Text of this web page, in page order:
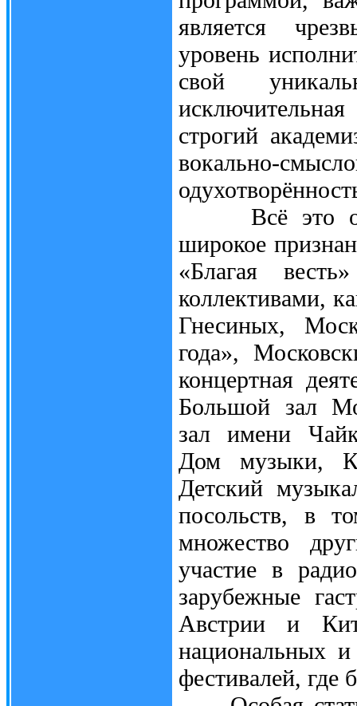
является
уровень
свой
строгий
вокально-
Всё это
широкое
«Благая
коллективами,
Гнесиных,
года»,
концертная
Большой зал
зал имени
Дом музыки,
Детский
посольств, в
множество
участие в
зарубежные
Австрии и
национальных
фестивалей, где